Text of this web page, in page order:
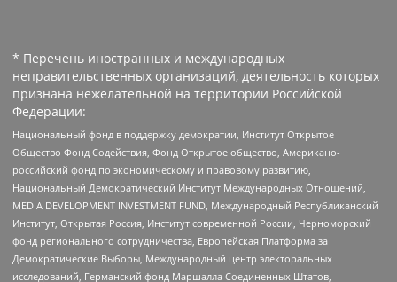
* Перечень иностранных и международных
неправительственных организаций, деятельность которых
признана нежелательной на территории Российской
Федерации:
Национальный фонд в поддержку демократии, Институт Открытое
Общество Фонд Содействия, Фонд Открытое общество, Американо-
российский фонд по экономическому и правовому развитию,
Национальный Демократический Институт Международных Отношений,
MEDIA DEVELOPMENT INVESTMENT FUND, Международный Республиканский
Институт, Открытая Россия, Институт современной России, Черноморский
фонд регионального сотрудничества, Европейская Платформа за
Демократические Выборы, Международный центр электоральных
исследований, Германский фонд Маршалла Соединенных Штатов,